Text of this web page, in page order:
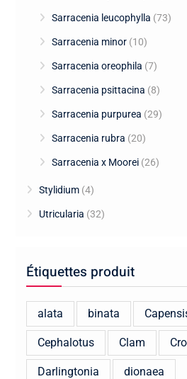
Sarracenia leucophylla (73)
Sarracenia minor (10)
Sarracenia oreophila (7)
Sarracenia psittacina (8)
Sarracenia purpurea (29)
Sarracenia rubra (20)
Sarracenia x Moorei (26)
Stylidium (4)
Utricularia (32)
Étiquettes produit
alata binata
Cephalotus Clam
Darlingtonia dionaea